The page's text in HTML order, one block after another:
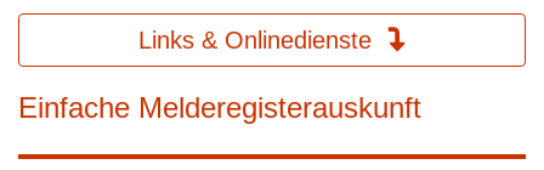
Links & Onlinedienste
Einfache Melderegisterauskunft